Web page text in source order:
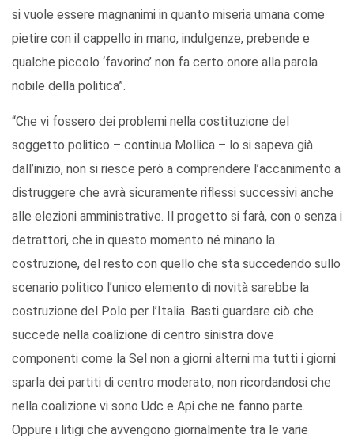
si vuole essere magnanimi in quanto miseria umana come
pietire con il cappello in mano, indulgenze, prebende e
qualche piccolo ‘favorino’ non fa certo onore alla parola
nobile della politica”.
“Che vi fossero dei problemi nella costituzione del
soggetto politico – continua Mollica – lo si sapeva già
dall’inizio, non si riesce però a comprendere l’accanimento a
distruggere che avrà sicuramente riflessi successivi anche
alle elezioni amministrative. Il progetto si farà, con o senza i
detrattori, che in questo momento né minano la
costruzione, del resto con quello che sta succedendo sullo
scenario politico l’unico elemento di novità sarebbe la
costruzione del Polo per l’Italia. Basti guardare ciò che
succede nella coalizione di centro sinistra dove
componenti come la Sel non a giorni alterni ma tutti i giorni
sparla dei partiti di centro moderato, non ricordandosi che
nella coalizione vi sono Udc e Api che ne fanno parte.
Oppure i litigi che avvengono giornalmente tra le varie